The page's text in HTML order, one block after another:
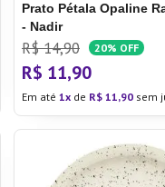
Prato Pétala Opaline
- Nadir
R$ 14,90 20% OFF
R$ 11,90
Em até 1 de R$ 11,90sem